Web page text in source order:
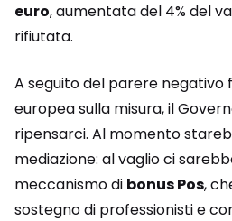
euro, aumentata del 4% del
rifiutata.
A seguito del parere negativo
europea sulla misura, il
ripensarci. Al momento
mediazione: al vaglio ci
meccanismo di bonus Pos,
sostegno di professionisti e